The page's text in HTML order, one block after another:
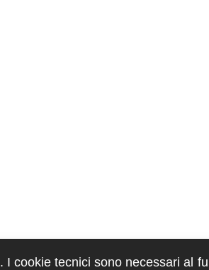
cookie tecnici sono necessari al